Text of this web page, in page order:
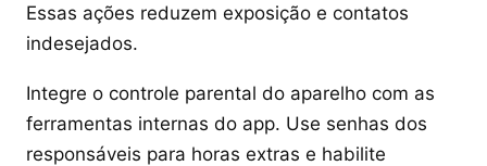
Essas ações reduzem exposição e contatos
indesejados.
Integre o controle parental do aparelho com as
ferramentas internas do app. Use senhas dos
responsáveis para horas extras e habilite